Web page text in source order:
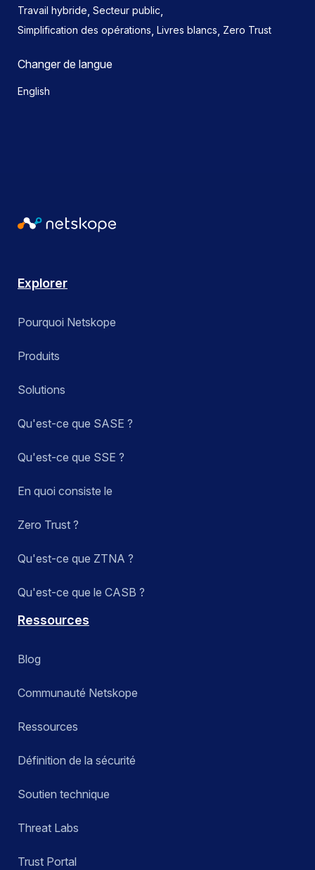
Travail hybride, Secteur public,
Simplification des opérations, Livres blancs, Zero Trust
Changer de langue
English
Explorer
Pourquoi Netskope
Produits
Solutions
Qu'est-ce que SASE ?
Qu'est-ce que SSE ?
En quoi consiste le
Zero Trust ?
Qu'est-ce que ZTNA ?
Qu'est-ce que le CASB ?
Ressources
Blog
Communauté Netskope
Ressources
Définition de la sécurité
Soutien technique
Threat Labs
Trust Portal